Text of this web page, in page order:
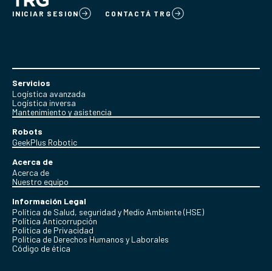
INICIAR SESION CONTACTÁ TRG
Servicios
Logística avanzada
Logística inversa
Mantenimiento y asistencia
Robots
GeekPlus Robotic
Acerca de
Acerca de
Nuestro equipo
Información Legal
Política de Salud, seguridad y Medio Ambiente (HSE)
Política Anticorrupción
Politica de Privacidad
Política de Derechos Humanos y Laborales
Código de ética